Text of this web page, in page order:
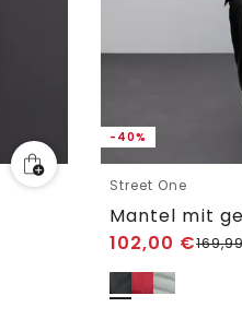
-40%
Street One
Mantel mit
102,00 €